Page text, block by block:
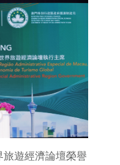
遊經濟論壇榮譽